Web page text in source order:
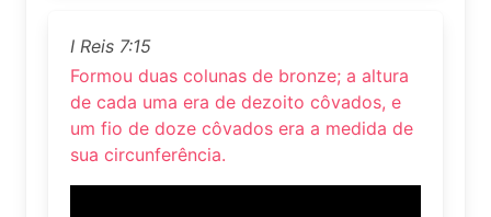
I Reis 7:15
Formou duas colunas de bronze; a altura
de cada uma era de dezoito côvados, e
um fio de doze côvados era a medida de
sua circunferência.